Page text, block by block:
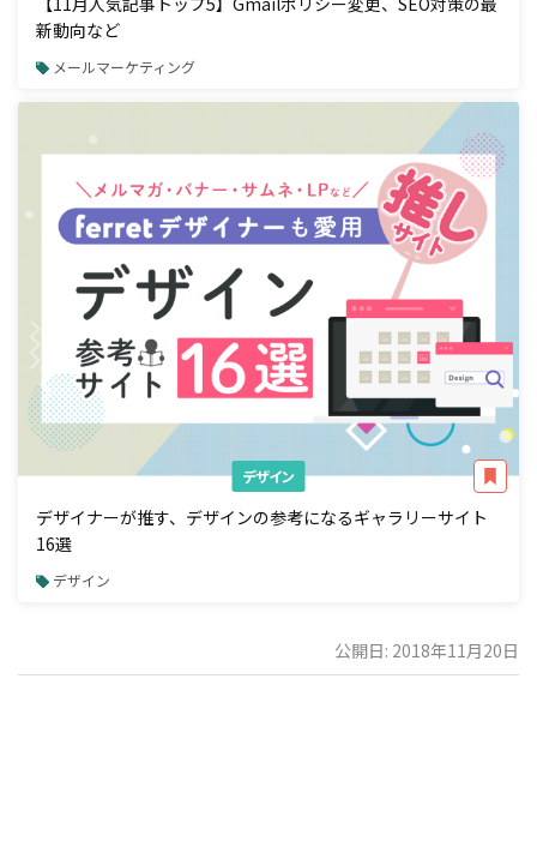
新動向など
メールマーケティング
デザイン
デザイナーが推す、デザインの参考になるギャラリーサイト
16選
デザイン
公開日: 2018年11月20日